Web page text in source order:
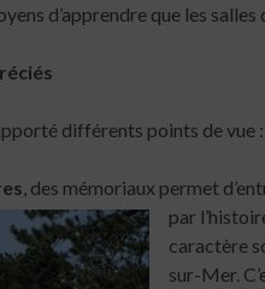
d’apprendre que les salles
différents points de vue
, des mémoriaux permet
par
caractère
sur-Mer.